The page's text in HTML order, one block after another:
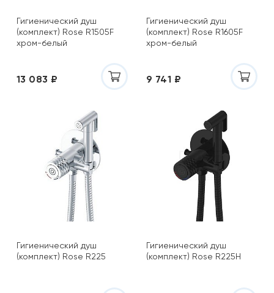
Гигиенический душ
(комплект) Rose R1505F
хром-белый
13 083 ₽
Гигиенический душ
(комплект) Rose R1605F
хром-белый
9 741 ₽
Гигиенический душ
(комплект) Rose R225
Гигиенический душ
(комплект) Rose R225H